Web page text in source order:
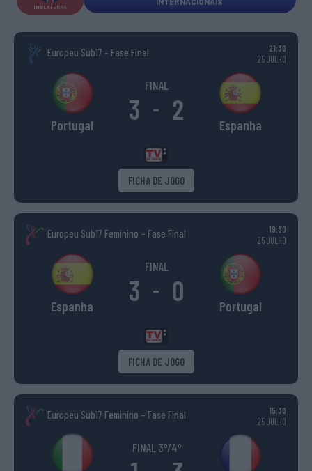
INGLATERRA
Europeu Sub17 - Fase Final
21:30
25 JULHO
Portugal
FINAL
3 - 2 Espanha
FICHA DE JOGO
Europeu Sub17 Feminino – Fase Final
19:30
25 JULHO
Espanha
FINAL
3 - 0 Portugal
FICHA DE JOGO
Europeu Sub17 Feminino – Fase Final
15:30
25 JULHO
FINAL 3º/4º